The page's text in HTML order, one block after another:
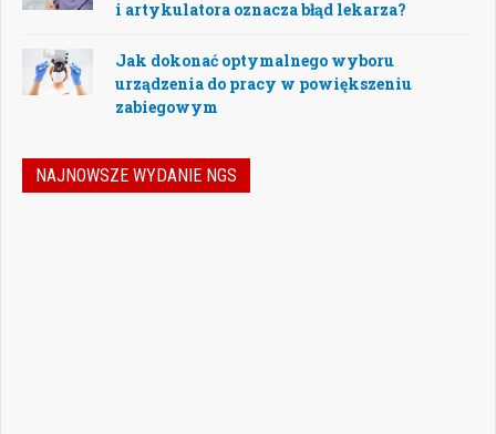
i artykulatora oznacza błąd lekarza?
Jak dokonać optymalnego wyboru
urządzenia do pracy w powiększeniu
zabiegowym
NAJNOWSZE WYDANIE NGS